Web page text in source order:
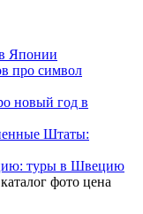
Японии
про символ
новый год в
Штаты:
туры в Швецию
каталог фото цена